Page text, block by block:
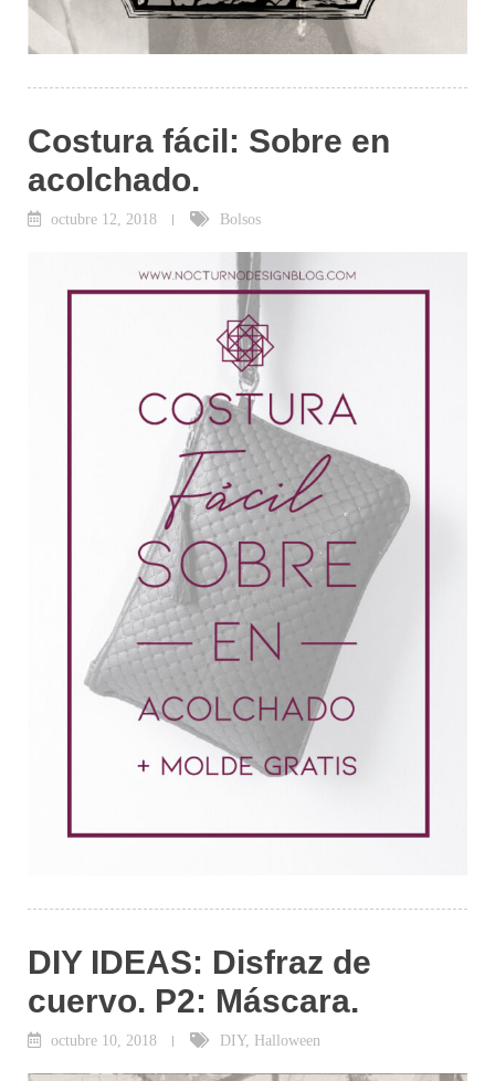
Costura fácil: Sobre en
acolchado.
octubre 12, 2018 Bolsos
DIY IDEAS: Disfraz de
cuervo. P2: Máscara.
octubre 10, 2018 DIY, Halloween